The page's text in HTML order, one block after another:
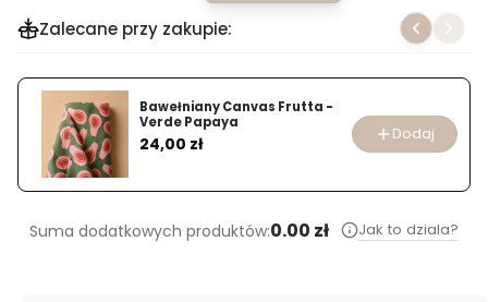
Zalecane przy zakupie:
Bawełniany Canvas Frutta -
Verde Papaya
Cena
24,00 zł Dodaj
Suma dodatkowych produktów:0.00 zł Jak to dziala?